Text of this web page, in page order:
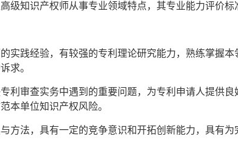
级知识产权师从事专业领域特点，其专业能力评价标
实践经验，有较强的专利理论研究能力，熟练掌握
求。
利审查实务中遇到的重要问题，为专利申请人提供
本单位知识产权风险。
法，具有一定的竞争意识和开拓创新能力，具有为